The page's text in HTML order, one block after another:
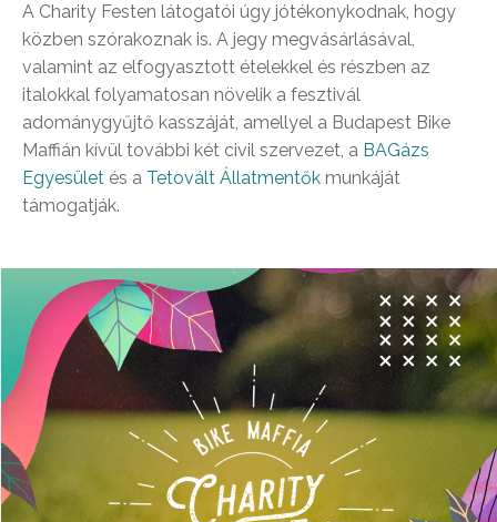
A Charity Festen látogatói úgy jótékonykodnak, hogy
közben szórakoznak is. A jegy megvásárlásával,
valamint az elfogyasztott ételekkel és részben az
italokkal folyamatosan növelik a fesztivál
adománygyűjtő kasszáját, amellyel a Budapest Bike
Maffián kívül további két civil szervezet, a BAGázs
Egyesület és a Tetovált Állatmentők munkáját
támogatják.